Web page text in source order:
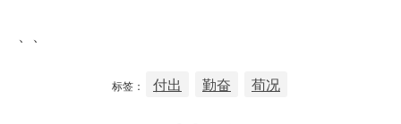
标签： 付出 勤奋 荀况